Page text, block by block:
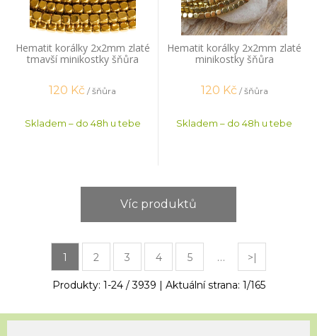
Hematit korálky 2x2mm zlaté
tmavší minikostky šňůra
120 Kč / šňůra
Skladem – do 48h u tebe
Hematit korálky 2x2mm zlaté
minikostky šňůra
120 Kč / šňůra
Skladem – do 48h u tebe
Víc produktů
1 2 3 4 5 … >|
Produkty: 1-24/3939 | Aktuální strana: 1/165